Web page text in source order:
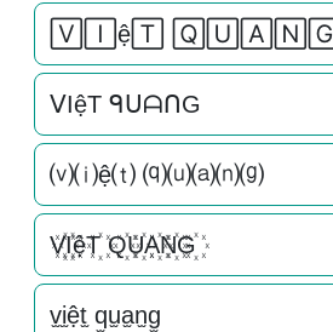
🅅🄸ệ🅃 🅀🅄🄰🄽🄶
ᐯIệT ᑫᑌᗩᑎG
⒱⒤ệ⒯ ⒬⒰⒜⒩⒢
V꙰I꙰ệT꙰ Q꙰U꙰A꙰N꙰G꙰
v̫i̫ệt̫ q̫u̫a̫n̫g̫